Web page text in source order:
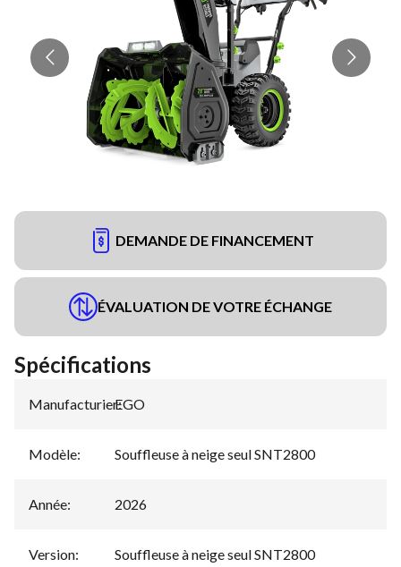
DEMANDE DE FINANCEMENT
ÉVALUATION DE VOTRE ÉCHANGE
Spécifications
Manufacturier:
EGO
Modèle: Souffleuse à neige seul SNT2800
Année: 2026
Version: Souffleuse à neige seul SNT2800